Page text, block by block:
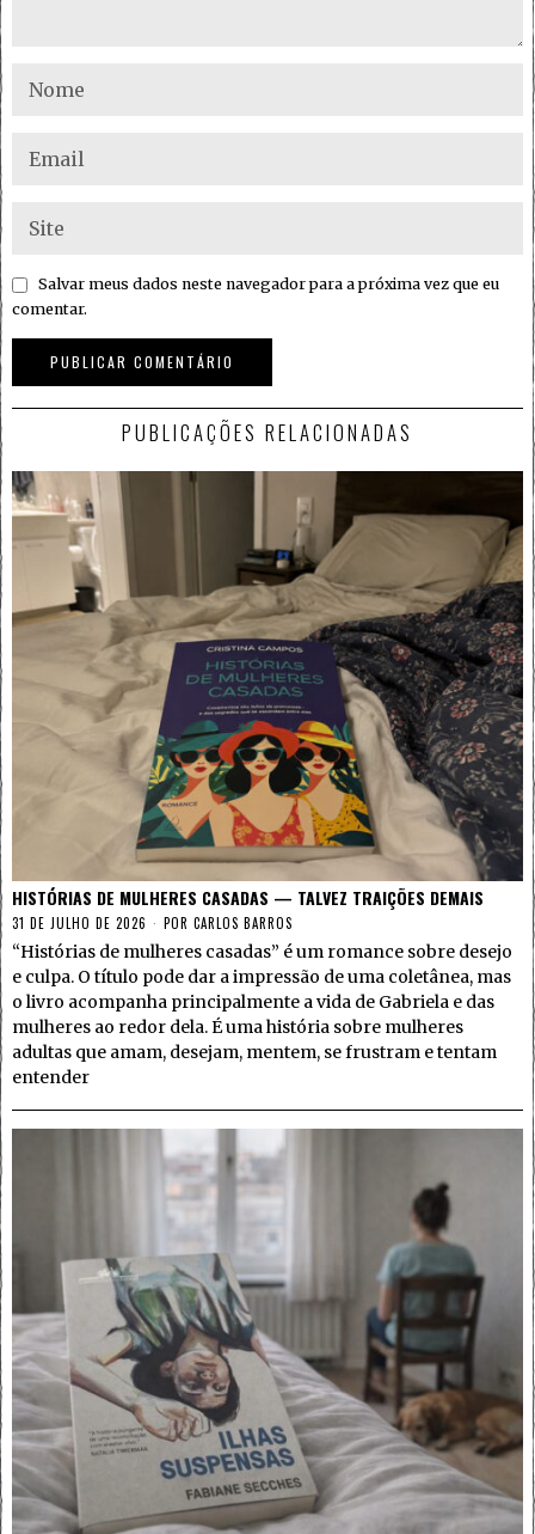
Salvar meus dados neste navegador para a próxima vez que eu
comentar.
PUBLICAÇÕES RELACIONADAS
HISTÓRIAS DE MULHERES CASADAS — TALVEZ TRAIÇÕES DEMAIS
31 DE JULHO DE 2026 POR CARLOS BARROS
“Histórias de mulheres casadas” é um romance sobre desejo
e culpa. O título pode dar a impressão de uma coletânea, mas
o livro acompanha principalmente a vida de Gabriela e das
mulheres ao redor dela. É uma história sobre mulheres
adultas que amam, desejam, mentem, se frustram e tentam
entender